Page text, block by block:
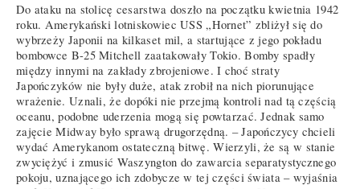
Do ataku na stolicę cesarstwa doszło na początku kwietnia 1942
roku. Amerykański lotniskowiec USS „Hornet” zbliżył się do
wybrzeży Japonii na kilkaset mil, a startujące z jego pokładu
bombowce B-25 Mitchell zaatakowały Tokio. Bomby spadły
między innymi na zakłady zbrojeniowe. I choć straty
Japończyków nie były duże, atak zrobił na nich piorunujące
wrażenie. Uznali, że dopóki nie przejmą kontroli nad tą częścią
oceanu, podobne uderzenia mogą się powtarzać. Jednak samo
zajęcie Midway było sprawą drugorzędną. – Japończycy chcieli
wydać Amerykanom ostateczną bitwę. Wierzyli, że są w stanie
zwyciężyć i zmusić Waszyngton do zawarcia separatystycznego
pokoju, uznającego ich zdobycze w tej części świata – wyjaśnia